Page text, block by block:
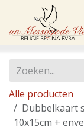
Overslaan naar
Alle producten
Dubbelkaart
10x15cm +